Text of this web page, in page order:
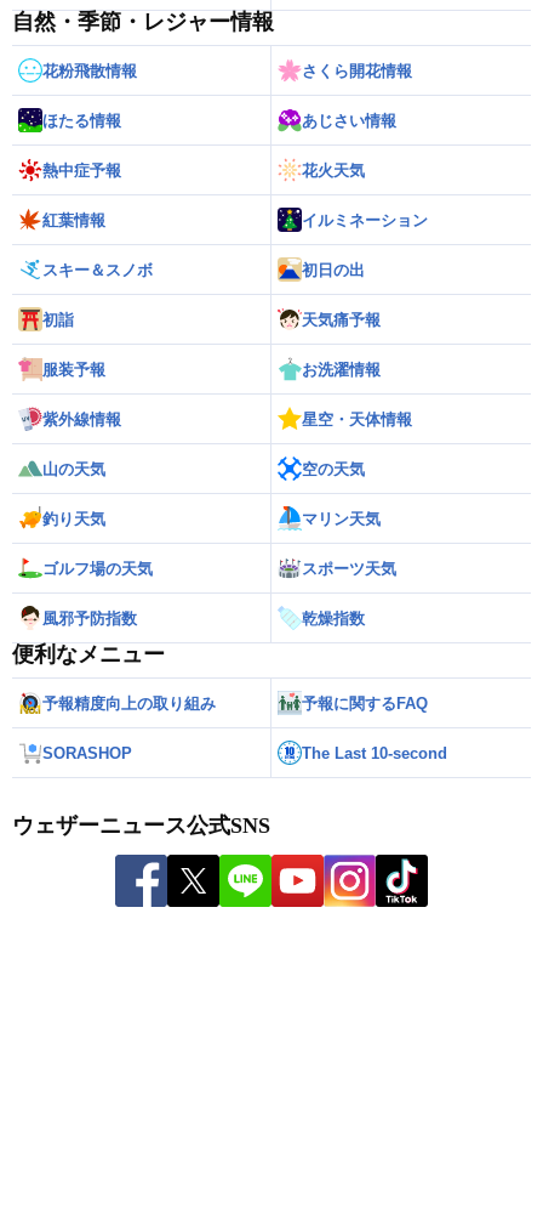
自然・季節・レジャー情報
花粉飛散情報 さくら開花情報
ほたる情報 あじさい情報
熱中症予報 花火天気
紅葉情報 イルミネーション
スキー＆スノボ 初日の出
初詣 天気痛予報
服装予報 お洗濯情報
紫外線情報 星空・天体情報
山の天気 空の天気
釣り天気 マリン天気
ゴルフ場の天気 スポーツ天気
風邪予防指数 乾燥指数
便利なメニュー
予報精度向上の取り組み 予報に関するFAQ
SORASHOP The Last 10-second
ウェザーニュース公式SNS